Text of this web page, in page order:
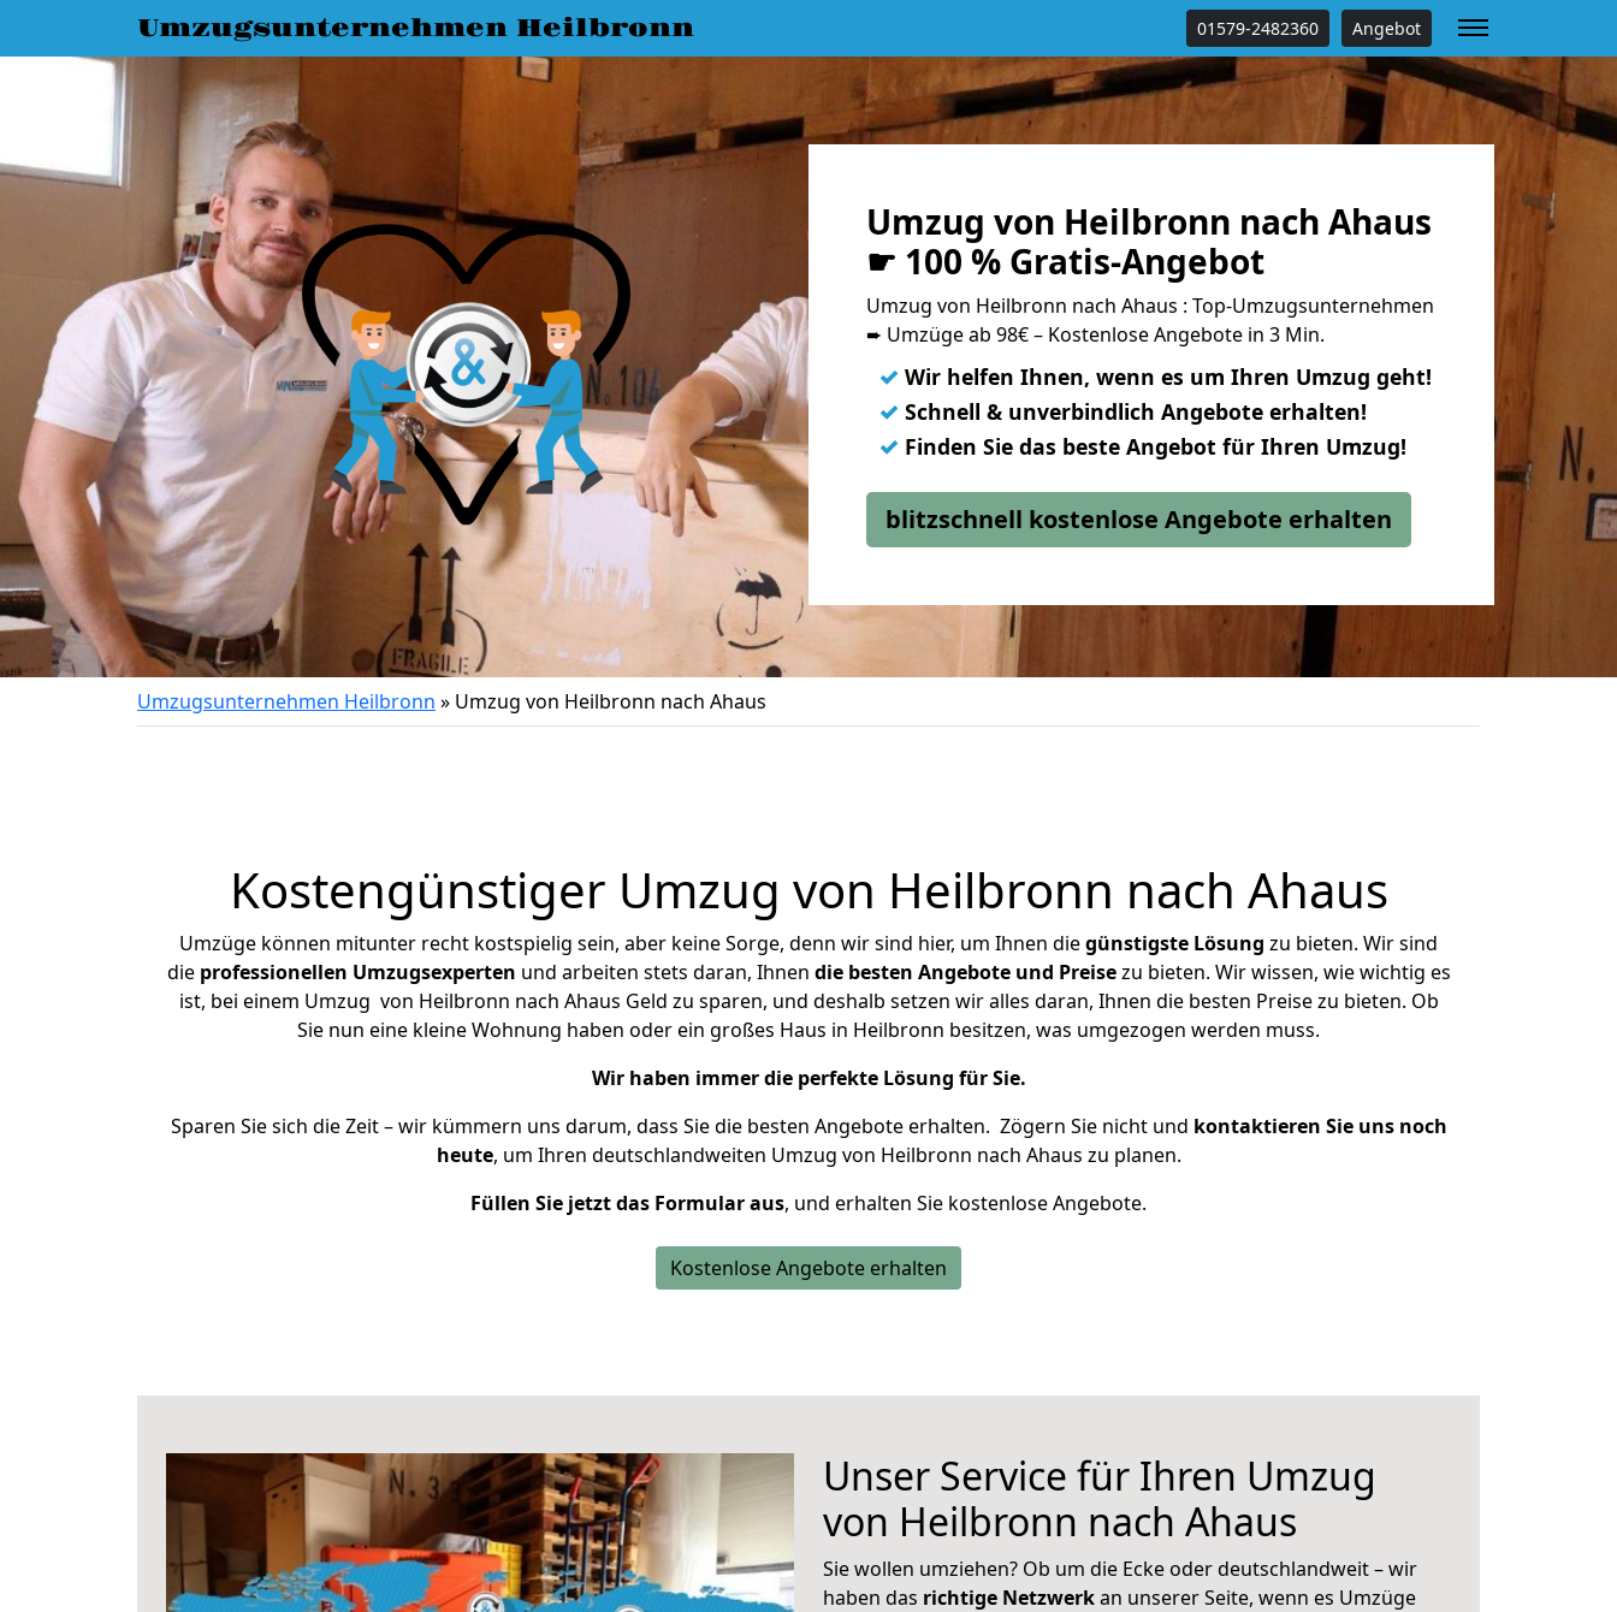
Umzugsunternehmen Heilbronn 01579-2482360 Angebot
Umzug von Heilbronn nach Ahaus
☛ 100 % Gratis-Angebot
Umzug von Heilbronn nach Ahaus : Top-Umzugsunternehmen
➨ Umzüge ab 98€ – Kostenlose Angebote in 3 Min.
✓ Wir helfen Ihnen, wenn es um Ihren Umzug geht!
✓ Schnell & unverbindlich Angebote erhalten!
✓ Finden Sie das beste Angebot für Ihren Umzug!
blitzschnell kostenlose Angebote erhalten
Umzugsunternehmen Heilbronn » Umzug von Heilbronn nach Ahaus
Kostengünstiger Umzug von Heilbronn nach Ahaus
Umzüge können mitunter recht kostspielig sein, aber keine Sorge, denn wir sind hier, um Ihnen diegünstigste Lösung zu bieten. Wir sind
die professionellen Umzugsexperten und arbeiten stets daran, Ihnen die besten Angebote und Preisezu bieten. Wir wissen, wie wichtig es
ist, bei einem Umzug von Heilbronn nach Ahaus Geld zu sparen, und deshalb setzen wir alles daran, Ihnen die besten Preise zu bieten. Ob
Sie nun eine kleine Wohnung haben oder ein großes Haus in Heilbronn besitzen, was umgezogen werden muss.
Wir haben immer die perfekte Lösung für Sie.
Sparen Sie sich die Zeit – wir kümmern uns darum, dass Sie die besten Angebote erhalten. Zögern Sie nicht und kontaktieren Sie uns noch
heute, um Ihren deutschlandweiten Umzug von Heilbronn nach Ahaus zu planen.
Füllen Sie jetzt das Formular aus, und erhalten Sie kostenlose Angebote.
Kostenlose Angebote erhalten
Unser Service für Ihren Umzug
von Heilbronn nach Ahaus
Sie wollen umziehen? Ob um die Ecke oder deutschlandweit – wir
haben das richtige Netzwerkan unserer Seite, wenn es Umzüge